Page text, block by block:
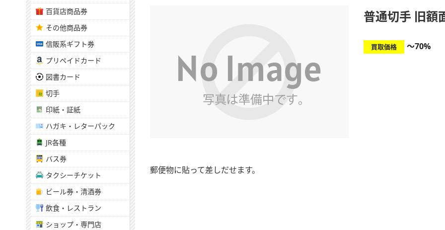
普通切手 旧額
買取価格 ～70%
郵便物に貼って差しだせます。
百貨店商品券
その他商品券
信販系ギフト券
プリペイドカード
図書カード
切手
印紙・証紙
ハガキ・レターパック
JR各種
バス券
タクシーチケット
ビール券・清酒券
飲食・レストラン
ショップ・専門店